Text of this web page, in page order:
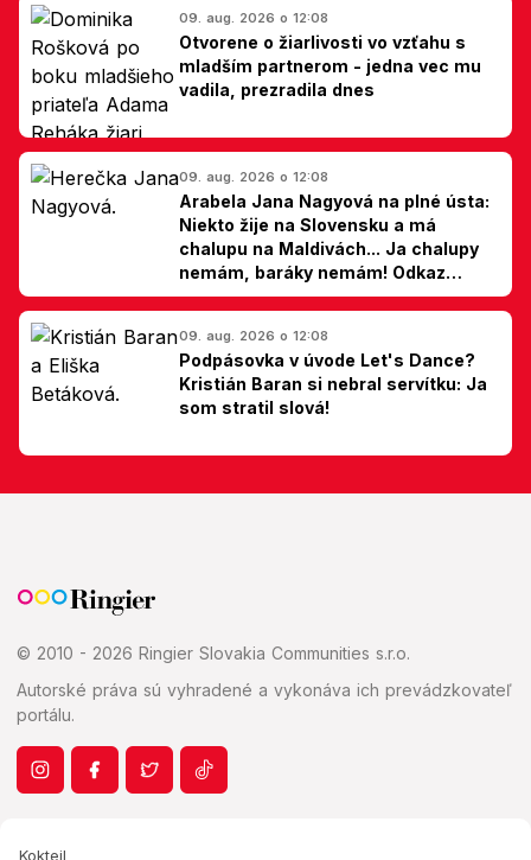
09. aug. 2026 o 12:08
Otvorene o žiarlivosti vo vzťahu s
mladším partnerom - jedna vec mu
vadila, prezradila dnes
09. aug. 2026 o 12:08
Arabela Jana Nagyová na plné ústa:
Niekto žije na Slovensku a má
chalupu na Maldivách... Ja chalupy
nemám, baráky nemám! Odkaz
Slovákom
09. aug. 2026 o 12:08
Podpásovka v úvode Let's Dance?
Kristián Baran si nebral servítku: Ja
som stratil slová!
© 2010 - 2026 Ringier Slovakia Communities s.r.o.
Autorské práva sú vyhradené a vykonáva ich prevádzkovateľ
portálu.
Koktejl